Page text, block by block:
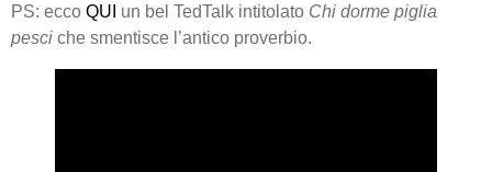
PS: ecco QUI un bel TedTalk intitolato Chi dorme piglia
pesci che smentisce l’antico proverbio.